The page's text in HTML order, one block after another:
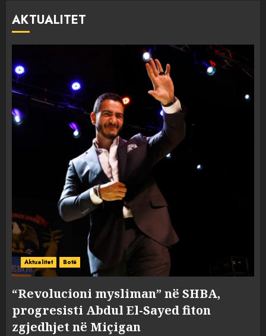
AKTUALITET
Aktualitet Botë
“Revolucioni mysliman” në SHBA,
progresisti Abdul El-Sayed fiton
zgjedhjet në Miçigan